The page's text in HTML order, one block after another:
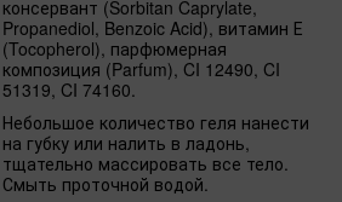
консервант (Sorbitan Caprylate,
Propanediol, Benzoic Acid), витамин Е
(Tocopherol), парфюмерная
композиция (Parfum), CI 12490, CI
51319, CI 74160.
Небольшое количество геля нанести
на губку или налить в ладонь,
тщательно массировать все тело.
Смыть проточной водой.